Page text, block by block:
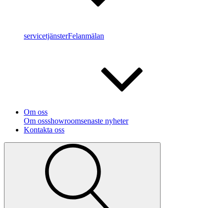
servicetjänsterFelanmälan
Om oss
Om ossshowroomsenaste nyheter
Kontakta oss